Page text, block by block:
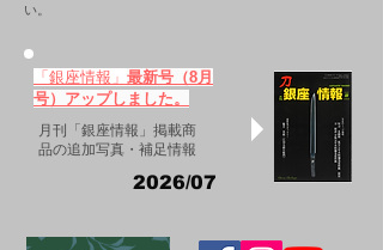
い。
「銀座情報」 最新号（8月
号）アップしました。
月刊「銀座情報」掲載商
品の追加写真・補足情報
2026/07